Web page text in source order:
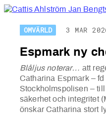
OMVÄRLD 3 MAR
Espmark ny
Blåljus noterar… att
Catharina Espmark –
Stockholmspolisen –
säkerhet och integritet
önskar Catharina stort